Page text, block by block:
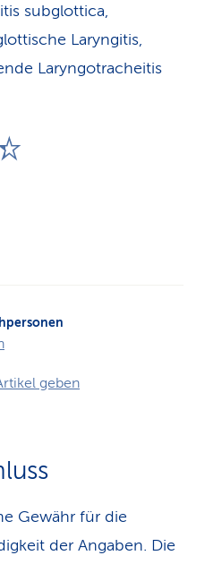
subglottica,
Laryngitis,
Laryngotracheitis
geben
Gewähr für die
der Angaben. Die